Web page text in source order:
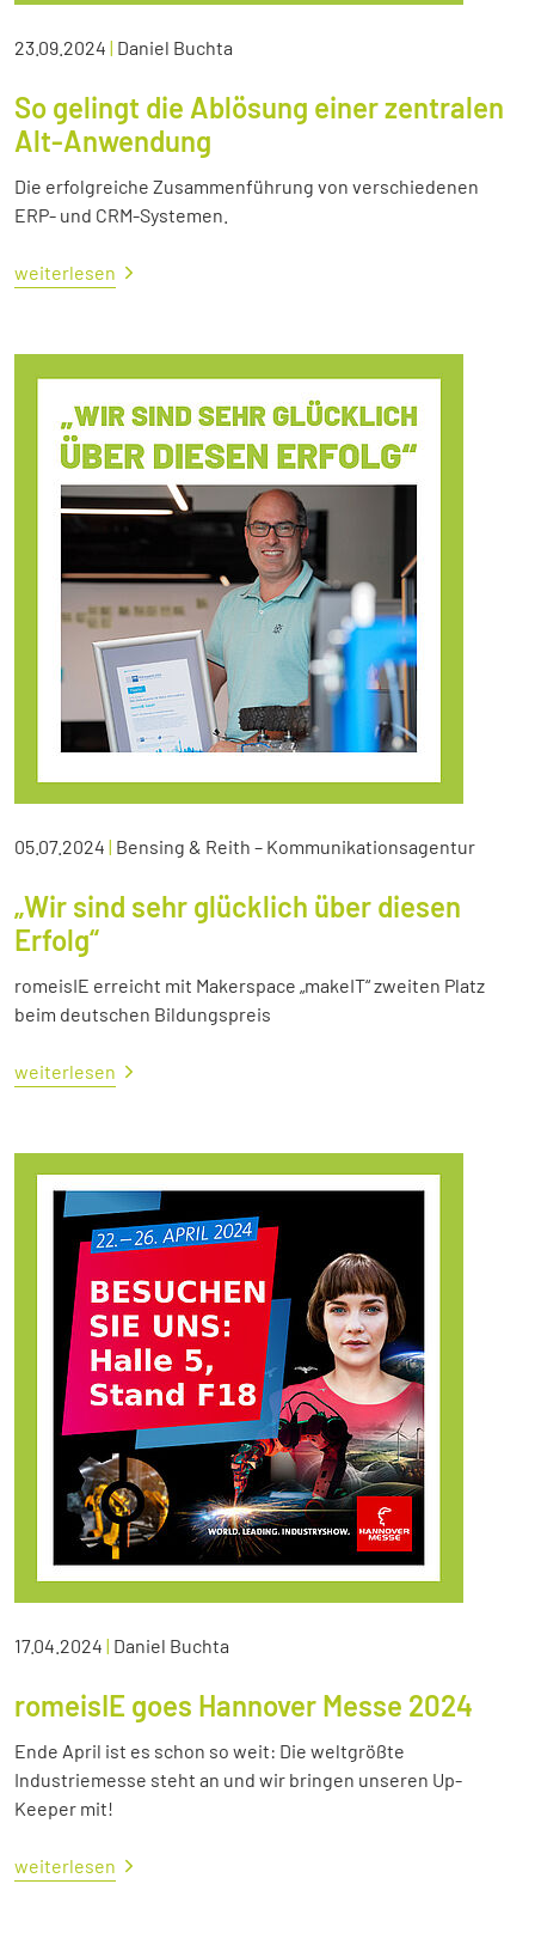
23.09.2024 | Daniel Buchta
So gelingt die Ablösung einer zentralen
Alt-Anwendung
Die erfolgreiche Zusammenführung von verschiedenen
ERP- und CRM-Systemen.
weiterlesen
05.07.2024 | Bensing & Reith – Kommunikationsagentur
„Wir sind sehr glücklich über diesen
Erfolg“
romeisIE erreicht mit Makerspace „makeIT“ zweiten Platz
beim deutschen Bildungspreis
weiterlesen
17.04.2024 | Daniel Buchta
romeisIE goes Hannover Messe 2024
Ende April ist es schon so weit: Die weltgrößte
Industriemesse steht an und wir bringen unseren Up-
Keeper mit!
weiterlesen